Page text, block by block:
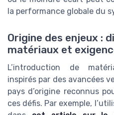
la performance globale du
Origine des enjeux :
matériaux et
L’introduction de
inspirés par des avancées
pays d’origine reconnus
ces défis. Par exemple,